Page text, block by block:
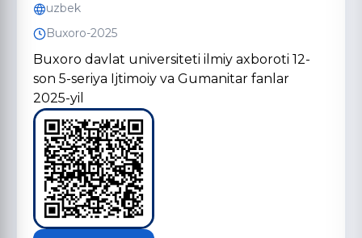
uzbek
Buxoro-2025
Buxoro davlat universiteti ilmiy axboroti 12-
son 5-seriya Ijtimoiy va Gumanitar fanlar
2025-yil